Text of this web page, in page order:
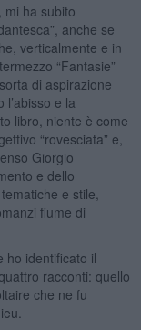
mi ha subito
anche se
verticalmente e in
“Fantasie”
di aspirazione
l’abisso e la
libro, niente è come
“rovesciata” e,
Giorgio
e dello
e stile,
fiume di
ho identificato il
racconti: quello
che ne fu